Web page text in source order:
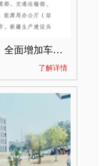
重磅！发改委拟放开汽车限购，全面增加车牌指标
了解详情